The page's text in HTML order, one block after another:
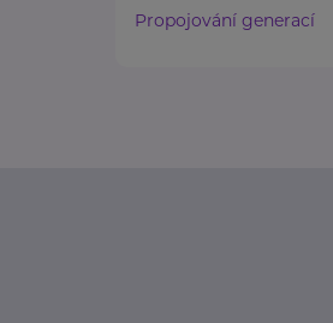
Propojování generací